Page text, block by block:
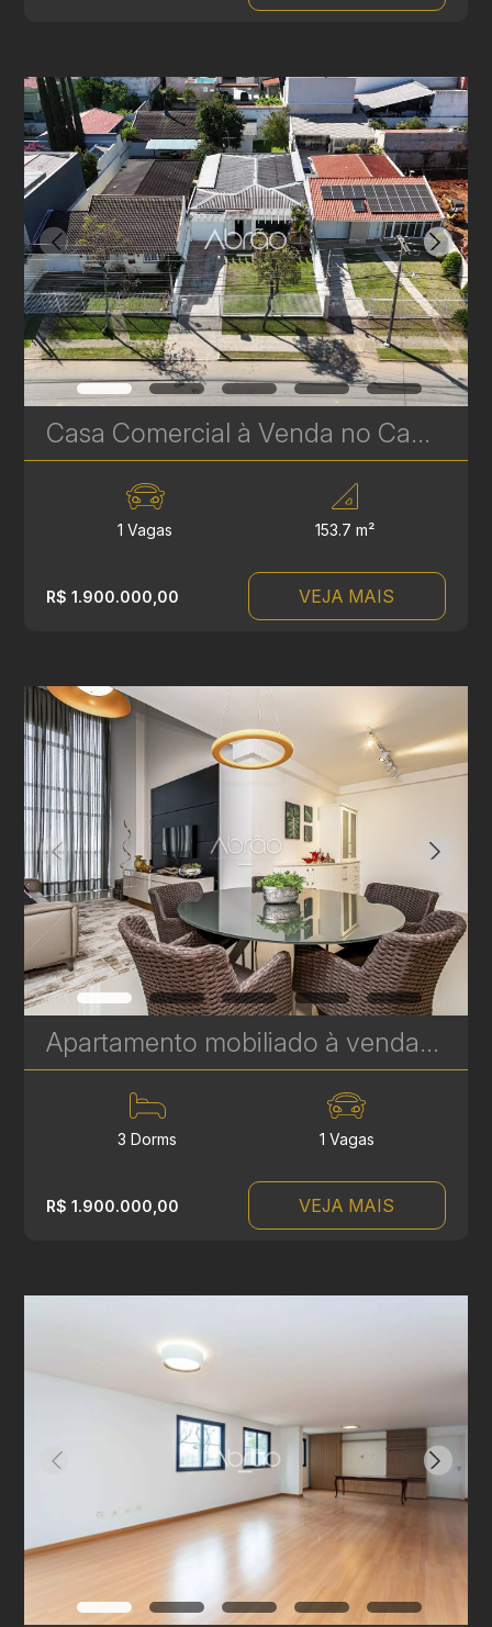
Casa Comercial à Venda no Campina do Siqueira – 153 m² com Excelente Localização | Ref. 616
1 Vagas 153.7 m²
R$ 1.900.000,00 VEJA MAIS
Apartamento mobiliado à venda no Soul Batel Soho, com 120,32 m², 3 quartos, sendo 1 suíte | Ref. 1764
3 Dorms 1 Vagas
R$ 1.900.000,00 VEJA MAIS